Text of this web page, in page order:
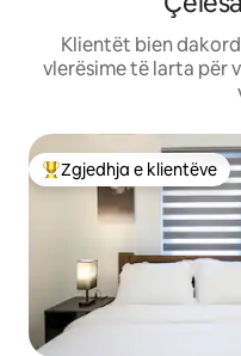
Klientët bien
vlerësime të larta për
Më të mirat e zgjedhjeve
Zgjedhja e klientëve